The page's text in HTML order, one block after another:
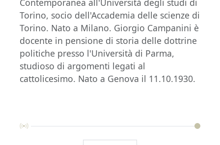
Contemporanea all'Università degli studi di
Torino, socio dell'Accademia delle scienze di
Torino. Nato a Milano. Giorgio Campanini è
docente in pensione di storia delle dottrine
politiche presso l'Università di Parma,
studioso di argomenti legati al
cattolicesimo. Nato a Genova il 11.10.1930.